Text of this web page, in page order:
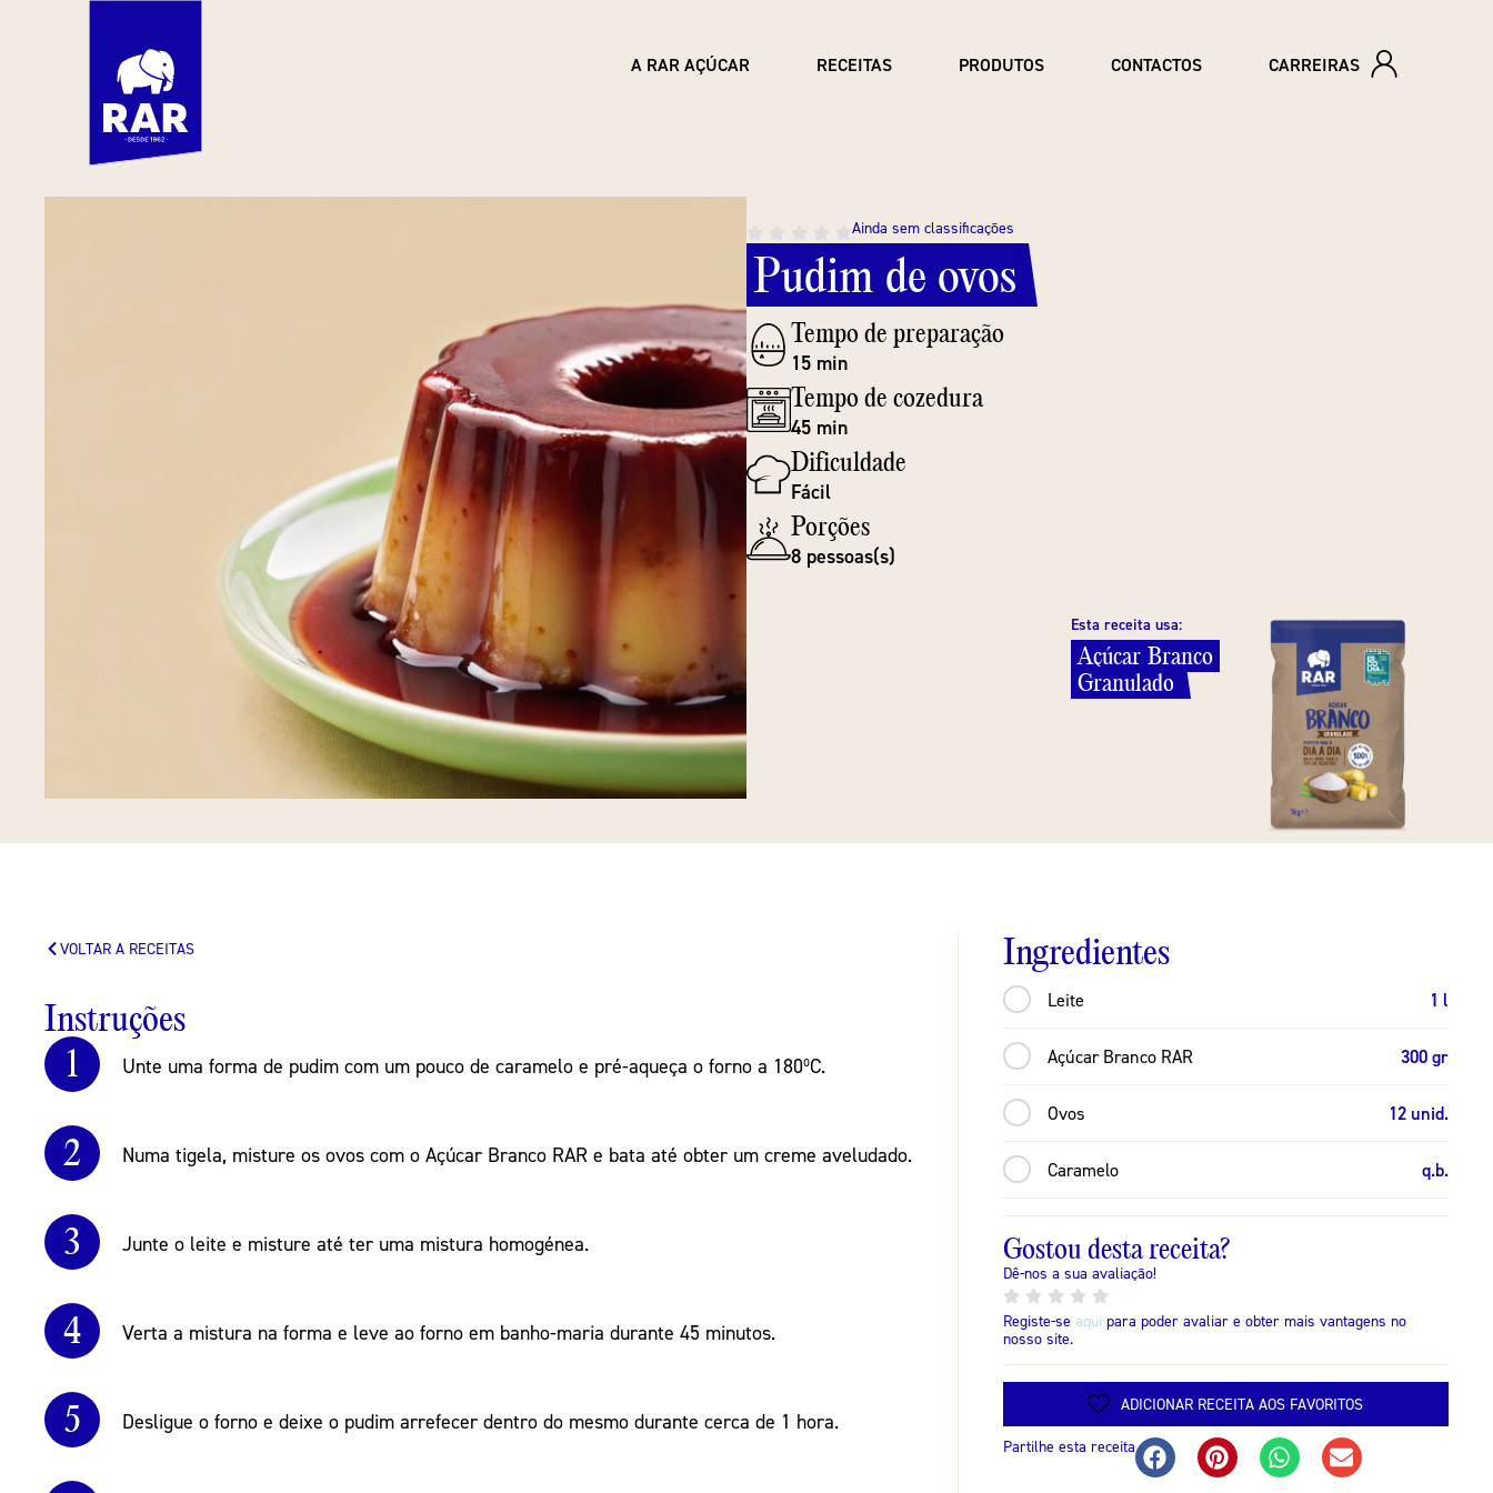
A RAR AÇÚCAR RECEITAS PRODUTOS CONTACTOS CARREIRAS
Ainda sem classificações
Pudim de ovos
Tempo de preparação
15 min
Tempo de cozedura
45 min
Dificuldade
Fácil
Porções
8 pessoas(s)
Esta receita usa:
Açúcar Branco
Granulado
VOLTAR A RECEITAS
Instruções
1
Unte uma forma de pudim com um pouco de caramelo e pré-aqueça o forno a 180ºC.
2 Numa tigela, misture os ovos com o Açúcar Branco RAR e bata até obter um creme aveludado.
3 Junte o leite e misture até ter uma mistura homogénea.
4 Verta a mistura na forma e leve ao forno em banho-maria durante 45 minutos.
5 Desligue o forno e deixe o pudim arrefecer dentro do mesmo durante cerca de 1 hora.
Ingredientes
Leite 1 l
Açúcar Branco RAR 300 gr
Ovos 12 unid.
Caramelo q.b.
Gostou desta receita?
Dê-nos a sua avaliação!
Registe-se aqui para poder avaliar e obter mais vantagens no
nosso site.
ADICIONAR RECEITA AOS FAVORITOS
Partilhe esta receita